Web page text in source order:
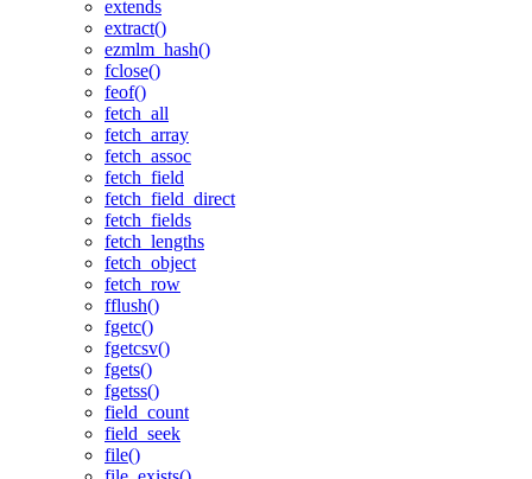
extends
extract()
ezmlm_hash()
fclose()
feof()
fetch_all
fetch_array
fetch_assoc
fetch_field
fetch_field_direct
fetch_fields
fetch_lengths
fetch_object
fetch_row
fflush()
fgetc()
fgetcsv()
fgets()
fgetss()
field_count
field_seek
file()